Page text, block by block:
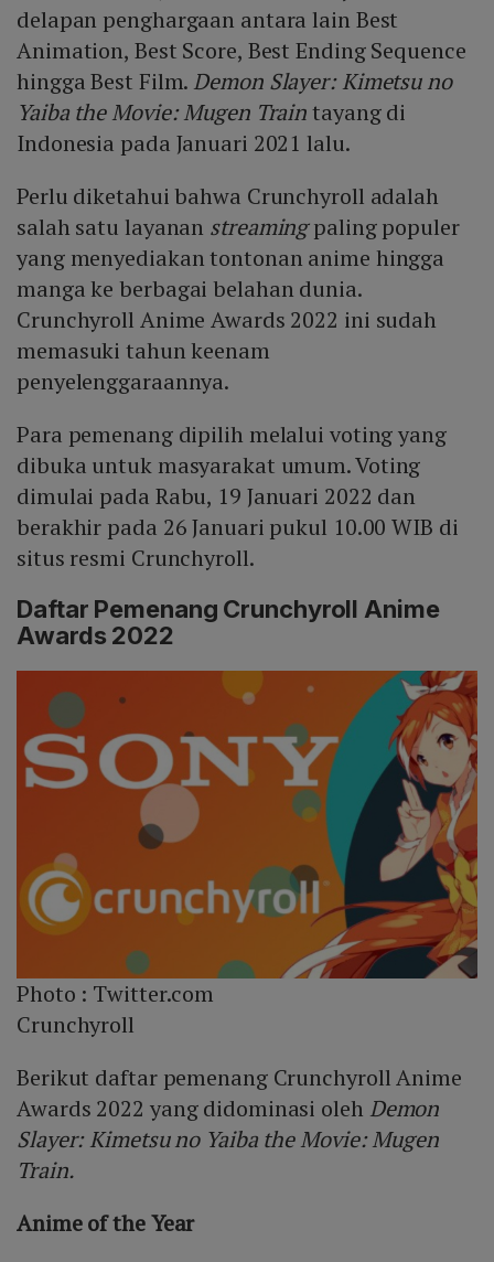
delapan penghargaan antara lain Best
Animation, Best Score, Best Ending Sequence
hingga Best Film. Demon Slayer: Kimetsu no
Yaiba the Movie: Mugen Traintayang di
Indonesia pada Januari 2021 lalu.
Perlu diketahui bahwa Crunchyroll adalah
salah satu layanan streamingpaling populer
yang menyediakan tontonan anime hingga
manga ke berbagai belahan dunia.
Crunchyroll Anime Awards 2022 ini sudah
memasuki tahun keenam
penyelenggaraannya.
Para pemenang dipilih melalui voting yang
dibuka untuk masyarakat umum. Voting
dimulai pada Rabu, 19 Januari 2022 dan
berakhir pada 26 Januari pukul 10.00 WIB di
situs resmi Crunchyroll.
Daftar Pemenang Crunchyroll Anime
Awards 2022
Photo : Twitter.com
Crunchyroll
Berikut daftar pemenang Crunchyroll Anime
Awards 2022 yang didominasi oleh Demon
Slayer: Kimetsu no Yaiba the Movie: Mugen
Train.
Anime of the Year